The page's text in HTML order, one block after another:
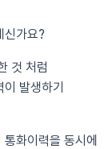
신가요?
것 처럼
발생하기
화이력을 동시에